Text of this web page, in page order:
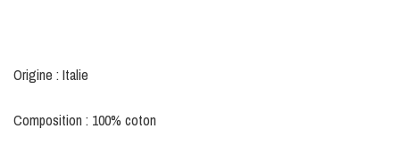
Origine : Italie
Composition : 100% coton